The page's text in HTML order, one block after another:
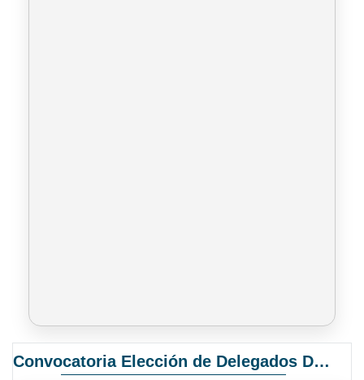
Convocatoria Elección de Delegados Docentes para el XIV Congreso Nacional de Universidades